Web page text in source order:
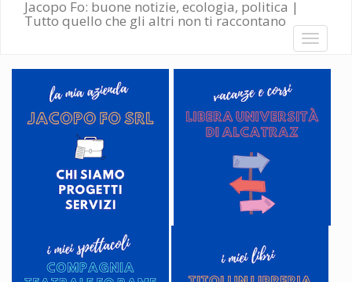
Jacopo Fo: buone notizie, ecologia, politica |
Tutto quello che gli altri non ti raccontano
Toggle